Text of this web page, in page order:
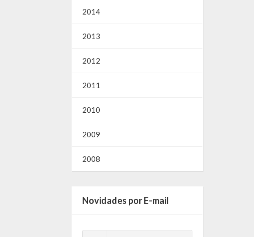
2014
2013
2012
2011
2010
2009
2008
Novidades por E-mail